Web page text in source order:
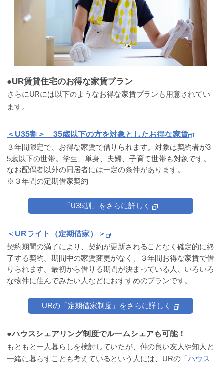
●UR賃貸住宅のお得な家賃プラン
さらにURには以下のようなお得な家賃プランも用意されてい
ます。
＜U35割＞ 35歳以下の方を対象としたお得な家賃
３年間限定で、お得な家賃で借りられます。対象は契約者が3
5歳以下の世帯。学生、単身、夫婦、子育て世帯も対象です。
なお配偶者以外の同居者には一定の条件があります。
※３年間の定期借家契約
「U35割」をさらに詳しく
＜URライト（定期借家）＞
契約期間の満了により、契約が更新されることなく確定的に終
了する契約。期間中の家賃変更がなく、３年間お得な家賃で借
りられます。最初から借りる期間が決まっている人、いろいろ
な物件に住んでみたい人などにおすすめのプランです。
URの「定期借家制度」をさらに詳しく
●ハウスシェアリング制度でルームシェアも可能！
もともと一人暮らしを検討していたが、仲の良い友人や知人と
一緒に暮らすことも考えているという人には、URの「ハウス